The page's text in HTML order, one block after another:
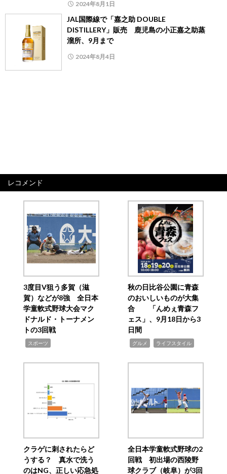
2024年8月1日
JAL国際線で「嘉之助 DOUBLE
DISTILLERY」販売 鹿児島の小正嘉之助蒸
溜所、9月まで
2024年8月4日
レコメンド
3度目V狙う多賀（滋
賀）などが8強 全日本
学童軟式野球大会マク
ドナルド・トーナメン
トの3回戦
スポーツ
秋の日比谷公園に青森
のおいしいものが大集
合 「んめぇ青森フ
ェス」、9月18日から3
日間
グルメ ライフスタイル
クラゲに刺されたらど
うする？ 真水で洗う
のはNG、正しい応急処
全日本学童軟式野球の2
回戦 初出場の西陵野
球クラブ（岐阜）が3回